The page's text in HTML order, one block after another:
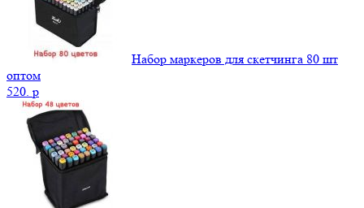
Набор маркеров для скетчинга 80 шт
оптом
520. p